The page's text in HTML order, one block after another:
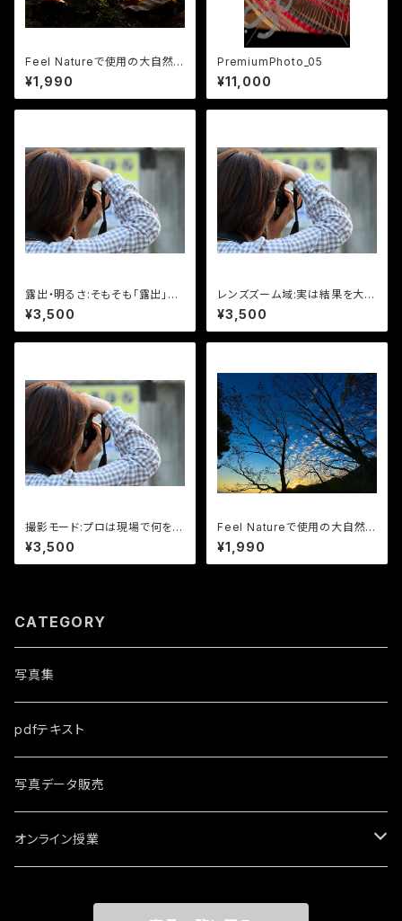
Feel Natureで使用の大自然
の画像18点vol.2
¥1,990
PremiumPhoto_05
¥11,000
露出・明るさ:そもそも「露出」っ
て何ですか？調整するもの？_pd
f資料
¥3,500
レンズズーム域:実は結果を大き
く左右する_pdf資料
¥3,500
撮影モード:プロは現場で何を使
う？シチュエーション別相談_pd
f資料
¥3,500
Feel Natureで使用の大自然
の画像18点vol.3
¥1,990
CATEGORY
写真集
pdfテキスト
写真データ販売
オンライン授業